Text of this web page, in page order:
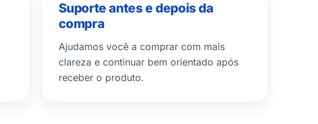
Suporte antes e depois da
compra
Ajudamos você a comprar com mais
clareza e continuar bem orientado após
receber o produto.